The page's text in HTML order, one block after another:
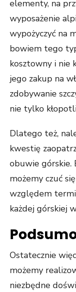
elementy, na
wyposażenie
wypożyczyć na
bowiem tego
kosztowny i nie
jego zakup na
zdobywanie
nie tylko
Dlatego też,
kwestię
obuwie górskie.
możemy czuć
względem
każdej górskiej
Ostatecznie
możemy
niezbędne